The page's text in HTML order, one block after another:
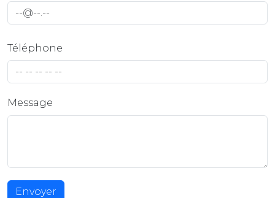
Téléphone
Message
Envoyer